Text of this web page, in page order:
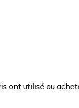
ont utilisé ou